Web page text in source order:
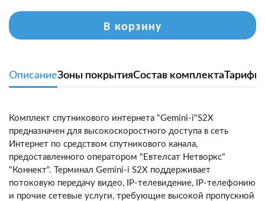
В корзину
ОписаниеЗоны покрытияСостав комплектаТарифы
Комплект спутникового интернета "Gemini-i"S2X
предназначен для высокоскоростного доступа в сеть
Интернет по средством спутникового канала,
предоставленного оператором "Евтелсат Нетворкс"
"Коннект". Терминал Gemini-i S2X поддерживает
потоковую передачу видео, IP-телевидение, IP-телефонию
и прочие сетевые услуги, требующие высокой пропускной